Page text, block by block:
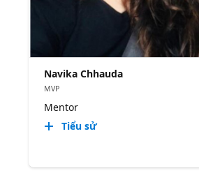
Navika Chhauda
MVP
Mentor
Tiểu sử